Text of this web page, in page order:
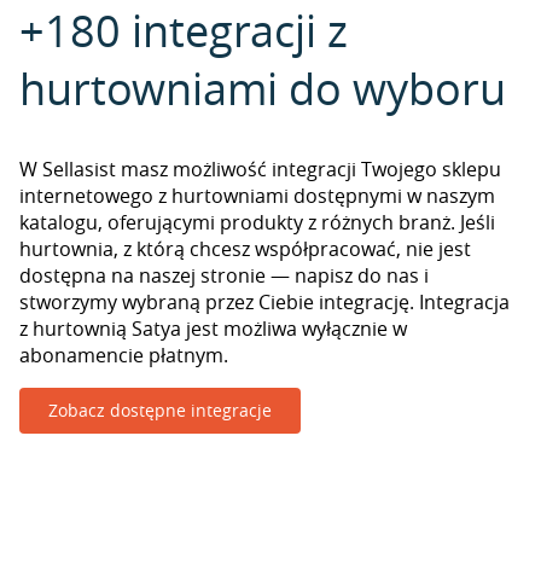
+180 integracji z
hurtowniami do wyboru
W Sellasist masz możliwość integracji Twojego sklepu
internetowego z hurtowniami dostępnymi w naszym
katalogu, oferującymi produkty z różnych branż. Jeśli
hurtownia, z którą chcesz współpracować, nie jest
dostępna na naszej stronie — napisz do nas i
stworzymy wybraną przez Ciebie integrację. Integracja
z hurtownią Satya jest możliwa wyłącznie w
abonamencie płatnym.
Zobacz dostępne integracje